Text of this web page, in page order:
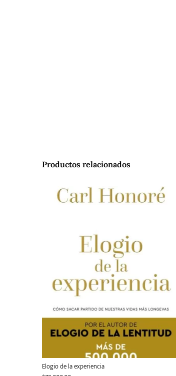
Productos relacionados
Elogio de la experiencia